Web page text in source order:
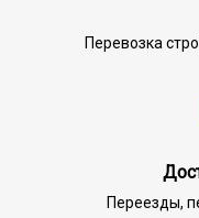
Перевозка
Переезды,